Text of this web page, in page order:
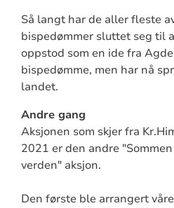
Så langt har de aller fleste
bispedømmer sluttet seg til
oppstod som en ide fra
bispedømme, men har nå
landet.
Andre gang
Aksjonen som skjer fra
2021 er den andre
verden" aksjon.
Den første ble arrangert